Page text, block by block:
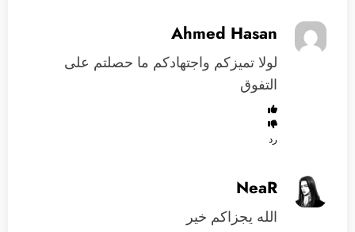
Ahmed Hasan
لولا تميزكم واجتهادكم ما حصلتم على
التفوق
رد
NeaR
الله يجزاكم خير